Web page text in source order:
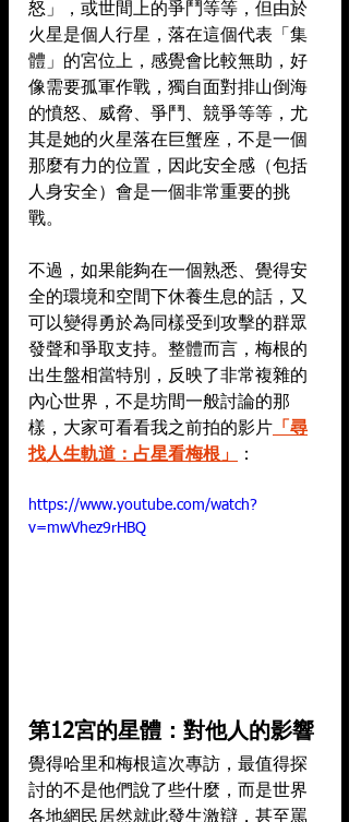
怒」，或世間上的爭鬥等等，但由於
火星是個人行星，落在這個代表「集
體」的宮位上，感覺會比較無助，好
像需要孤軍作戰，獨自面對排山倒海
的憤怒、威脅、爭鬥、競爭等等，尤
其是她的火星落在巨蟹座，不是一個
那麼有力的位置，因此安全感（包括
人身安全）會是一個非常重要的挑
戰。
不過，如果能夠在一個熟悉、覺得安
全的環境和空間下休養生息的話，又
可以變得勇於為同樣受到攻擊的群眾
發聲和爭取支持。整體而言，梅根的
出生盤相當特別，反映了非常複雜的
內心世界，不是坊間一般討論的那
樣，大家可看看我之前拍的影片 「尋
找人生軌道：占星看梅根」
：
https://www.youtube.com/watch?
v=mwVhez9rHBQ
第12宮的星體：對他人的影響
覺得哈里和梅根這次專訪，最值得探
討的不是他們說了些什麼，而是世界
各地網民居然就此發生激辯，甚至罵